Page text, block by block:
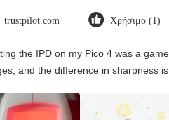
trustpilot.com Χρήσιμο (1)
the IPD on my Pico 4 was a
and the difference in sharpness is